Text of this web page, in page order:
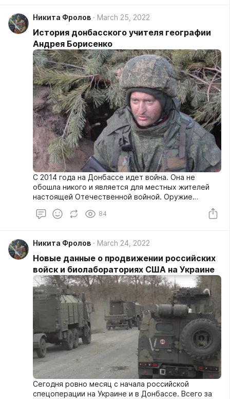
Никита Фролов March 25, 2022
История донбасского учителя географии
Андрея Борисенко
С 2014 года на Донбассе идет война. Она не
обошла никого и является для местных жителей
настоящей Отечественной войной. Оружие
рабочим. Например, Андрей Борисенко
84
Никита Фролов March 24, 2022
Новые данные о продвижении российских
войск и биолабораториях США на Украине
Сегодня ровно месяц с начала российской
спецоперации на Украине и в Донбассе. Всего за